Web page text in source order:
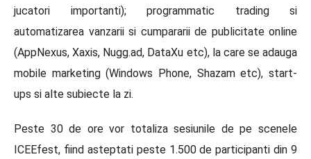
jucatori importanti); programmatic trading si
automatizarea vanzarii si cumpararii de publicitate online
(AppNexus, Xaxis, Nugg.ad, DataXu etc), la care se adauga
mobile marketing (Windows Phone, Shazam etc), start-
ups si alte subiecte la zi.
Peste 30 de ore vor totaliza sesiunile de pe scenele
ICEEfest, fiind asteptati peste 1.500 de participanti din 9